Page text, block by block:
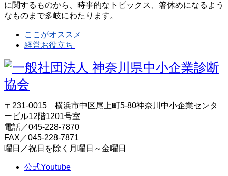
に関するものから、時事的なトピックス、箸休めになるよう
なものまで多岐にわたります。
ここがオススメ
経営お役立ち
〒231-0015 横浜市中区尾上町5-80神奈川中小企業センタ
ービル12階1201号室
電話／045-228-7870
FAX／045-228-7871
曜日／祝日を除く月曜日～金曜日
公式Youtube